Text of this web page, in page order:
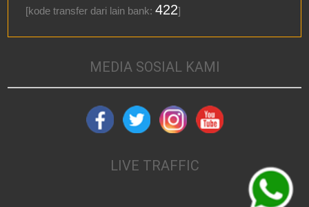
[kode transfer dari lain bank:422]
MEDIA SOSIAL KAMI
LIVE TRAFFIC